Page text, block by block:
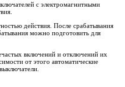
с электромагнитными
действия. После срабатывания
можно подготовить для
включений и отключений их
от этого автоматические